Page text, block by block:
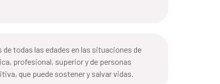
todas las edades en las situaciones de
profesional, superior y de personas
que puede sostener y salvar vidas.